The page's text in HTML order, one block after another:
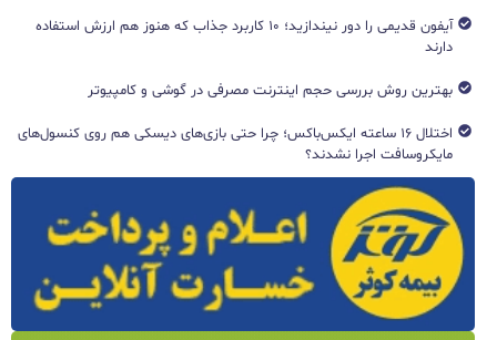
آیفون قدیمی را دور نیندازید؛ ۱۰ کاربرد جذاب که هنوز هم ارزش استفاده
دارند
بهترین روش بررسی حجم اینترنت مصرفی در گوشی و کامپیوتر
اختلال ۱۶ ساعته ایکس‌باکس؛ چرا حتی بازی‌های دیسکی هم روی کنسول‌های
مایکروسافت اجرا نشدند؟